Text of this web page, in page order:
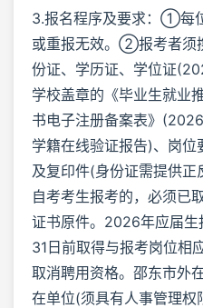
3.报名程序及要求：①每
或重报无效。②报考者须
份证、学历证、学位证
学校盖章的《毕业生就业
书电子注册备案表》
学籍在线验证报告)、岗
及复印件(身份证需提供正
自考考生报考的，必须已
证书原件。2026年应届
31日前取得与报考岗位相
取消聘用资格。邵东市外
在单位(须具有人事管理